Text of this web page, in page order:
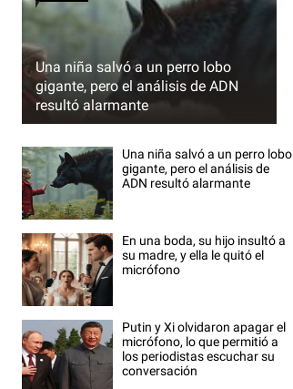
Una niña salvó a un perro lobo
gigante, pero el análisis de ADN
resultó alarmante
Una niña salvó a un perro lobo
gigante, pero el análisis de
ADN resultó alarmante
En una boda, su hijo insultó a
su madre, y ella le quitó el
micrófono
Putin y Xi olvidaron apagar el
micrófono, lo que permitió a
los periodistas escuchar su
conversación